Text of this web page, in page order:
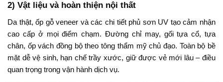
2) Vật liệu và hoàn thiện nội thất
Da thật, ốp gỗ veneer và các chi tiết phủ sơn UV tạo cảm nhận
cao cấp ở mọi điểm chạm. Đường chỉ may, gối tựa cổ, tựa
chân, ốp vách đồng bộ theo tông thẩm mỹ chủ đạo. Toàn bộ bề
mặt dễ vệ sinh, hạn chế trầy xước, giữ được vẻ mới lâu – điều
quan trọng trong vận hành dịch vụ.